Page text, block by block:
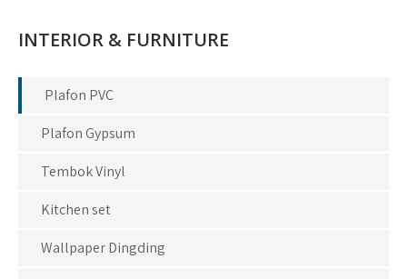
INTERIOR & FURNITURE
Plafon PVC
Plafon Gypsum
Tembok Vinyl
Kitchen set
Wallpaper Dingding